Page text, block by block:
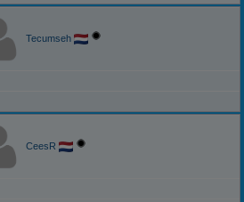
Tecumseh
CeesR